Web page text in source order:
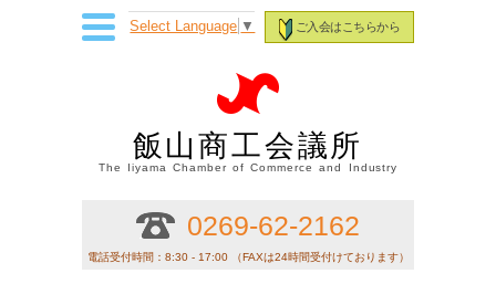
ご入会はこちらから
Select Language ▼
飯山商工会議所
The Iiyama Chamber of Commerce and Industry
0269-62-2162
電話受付時間：8:30 - 17:00 （FAXは24時間受付けております）